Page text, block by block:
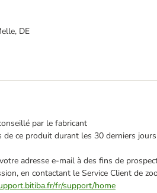
DE
par le fabricant
ce produit durant les 30 derniers jours
adresse e‑mail à des fins de
en contactant le Service Client de
fr/support/home